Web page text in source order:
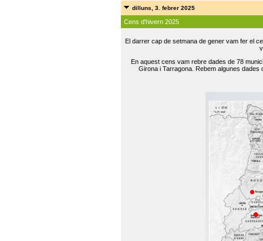
dilluns, 3. febrer 2025
Cens d'hivern 2025
El darrer cap de setmana de gener vam fer el
En aquest cens vam rebre dades de 78
Girona i Tarragona. Rebem algunes